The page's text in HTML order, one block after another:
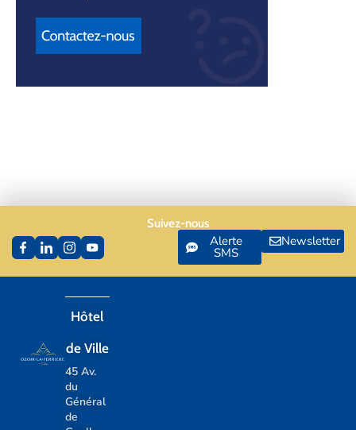
Hôtel
de Ville
45 Av.
du
Général
de
Suivez-nous
Alerte
SMS
Newsletter